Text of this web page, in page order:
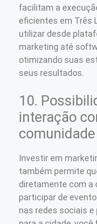
facilitam a
eficientes em Três
utilizar desde
marketing até
otimizando suas
seus resultados.
10.
interação
Investir em
também permite
diretamente com a
participar de
nas redes sociais